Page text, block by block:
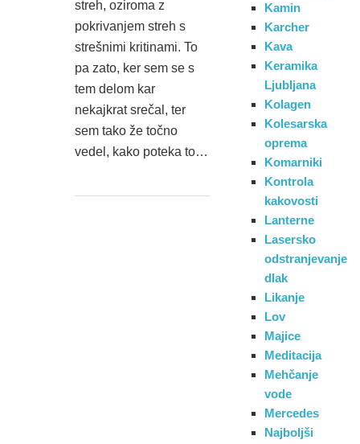
streh, oziroma z
pokrivanjem streh s
strešnimi kritinami. To
pa zato, ker sem se s
tem delom kar
nekajkrat srečal, ter
sem tako že točno
vedel, kako poteka to…
Kamin
Karcher
Kava
Keramika
Ljubljana
Kolagen
Kolesarska
oprema
Komarniki
Kontrola
kakovosti
Lanterne
Lasersko
odstranjevanje
dlak
Likanje
Lov
Majice
Meditacija
Mehčanje
vode
Mercedes
Najboljši